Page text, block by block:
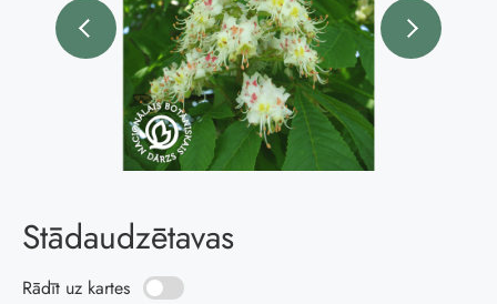
Stādaudzētavas
Rādīt uz kartes